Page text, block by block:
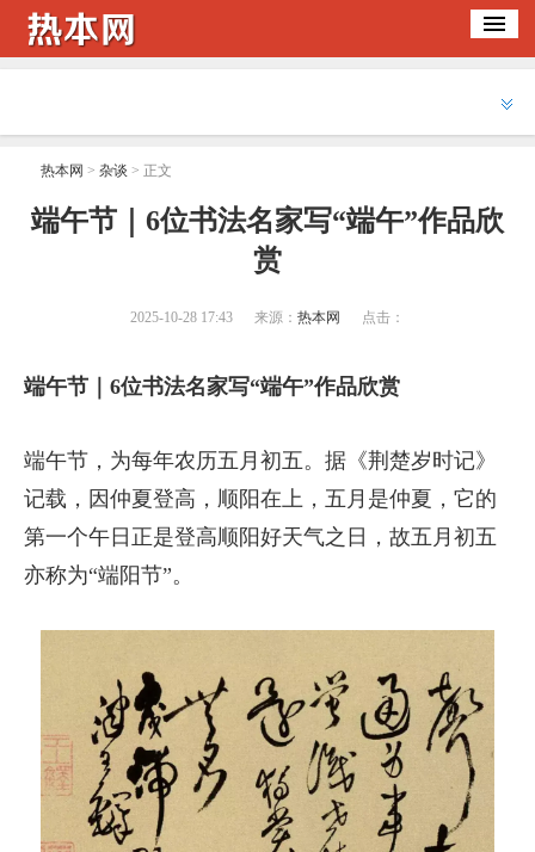
热本网 > 杂谈 > 正文
​端午节｜6位书法名家写“端午”作品欣
赏
2025-10-28 17:43 来源： 热本网 点击：
端午节｜6位书法名家写“端午”作品欣赏
端午节，为每年农历五月初五。据《荆楚岁时记》
记载，因仲夏登高，顺阳在上，五月是仲夏，它的
第一个午日正是登高顺阳好天气之日，故五月初五
亦称为“端阳节”。